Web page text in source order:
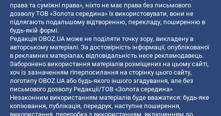
права та суміжні права», ніхто не має права без письмового
дозволу ТОВ «Золота середина» їх використовувати, вони не
підлягають подальшому відтворенню, перекладу, поширенню в
будь-якій формі.
Редакція OBOZ.UA може не поділяти точку зору, викладену в
авторському матеріалі. За достовірність інформації, опублікованої
в рекламних матеріалах, відповідальність несе рекламодавець.
Заборонено використання матеріалів розміщених на цьому сайті,
хоч із зазначенням гіперпосилання на сторінку цього сайту,
логотипу OBOZ.UA або будь-якого іншого згадування, але без
письмового дозволу Редакції/ТОВ «Золота середина»
Незаконним використанням матеріалів буде вважатися: будь-яке
копiювання, публiкацiя, передрук, наступне поширення,
використання, переробка з використанням, включенням до